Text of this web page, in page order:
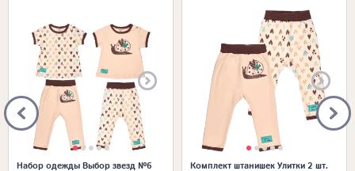
Размеры в наличии:
Набор одежды Выбор звезд №6
Комплект штанишек Улитки 2 шт.